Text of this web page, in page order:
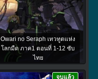
Owari no Seraph เทวทูตแห่ง
โลกมืด ภาค1 ตอนที่ 1-12 ซับ
ไทย
จบแล้ว